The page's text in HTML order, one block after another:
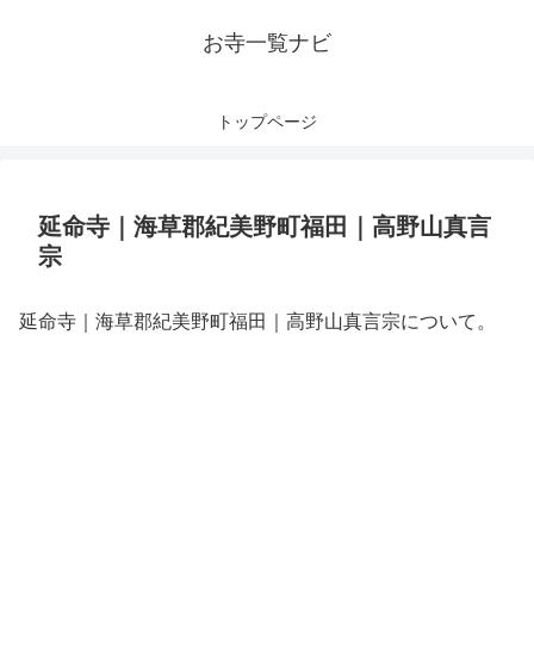
お寺一覧ナビ
トップページ
延命寺｜海草郡紀美野町福田｜高野山真言
宗
延命寺｜海草郡紀美野町福田｜高野山真言宗について。